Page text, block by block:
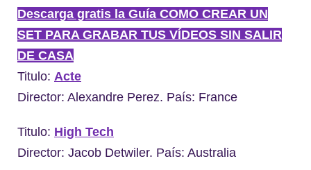
Descarga gratis la Guía COMO CREAR UN
SET PARA GRABAR TUS VÍDEOS SIN SALIR
DE CASA
Titulo: Acte
Director: Alexandre Perez. País: France
Titulo: High Tech
Director: Jacob Detwiler. País: Australia